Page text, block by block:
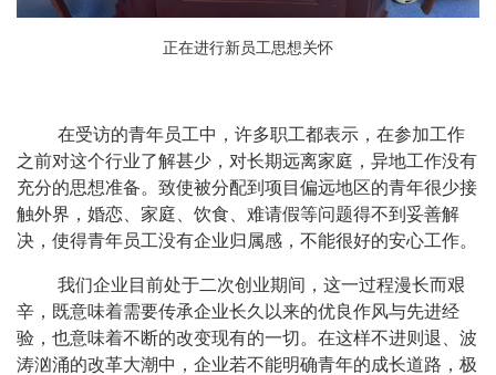
正在进行新员工思想关怀
在受访的青年员工中，许多职工都表示，在参加工作
之前对这个行业了解甚少，对长期远离家庭，异地工作没有
充分的思想准备。致使被分配到项目偏远地区的青年很少接
触外界，婚恋、家庭、饮食、难请假等问题得不到妥善解
决，使得青年员工没有企业归属感，不能很好的安心工作。
我们企业目前处于二次创业期间，这一过程漫长而艰
辛，既意味着需要传承企业长久以来的优良作风与先进经
验，也意味着不断的改变现有的一切。在这样不进则退、波
涛汹涌的改革大潮中，企业若不能明确青年的成长道路，极